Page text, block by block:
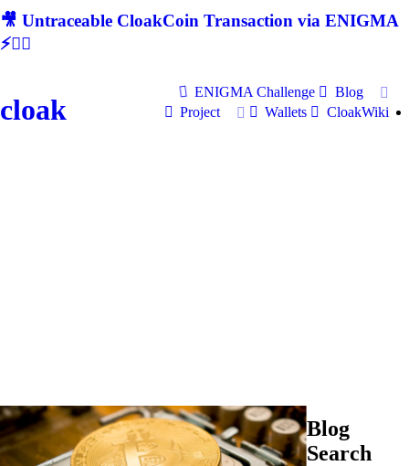
🎥 Untraceable CloakCoin Transaction via ENIGMA
⚡🕵‍♂
cloak
ENIGMA Challenge
Blog
Project
Wallets CloakWiki
Blog
Search